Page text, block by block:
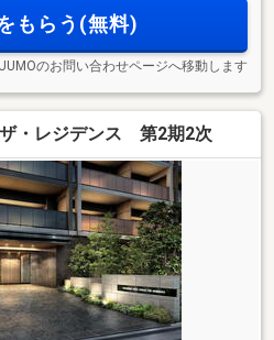
もらう(無料)
のお問い合わせページへ移動します
・レジデンス 第2期2次